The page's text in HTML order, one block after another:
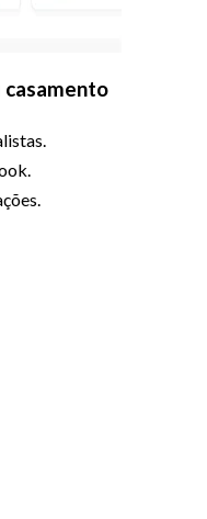
casamento